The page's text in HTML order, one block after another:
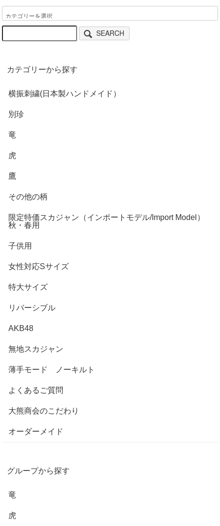
SEARCH
カテゴリーから探す
横振刺繍(日本製ハンドメイド）
別珍
竜
虎
鷹
その他の柄
限定特価スカジャン（インポートモデル/Import Model）
秋・春用
子供用
女性対応Sサイズ
特大サイズ
リバーシブル
AKB48
無地スカジャン
薄手モード ノーキルト
よくあるご質問
大熊商会のこだわり
オーダーメイド
グループから探す
竜
虎